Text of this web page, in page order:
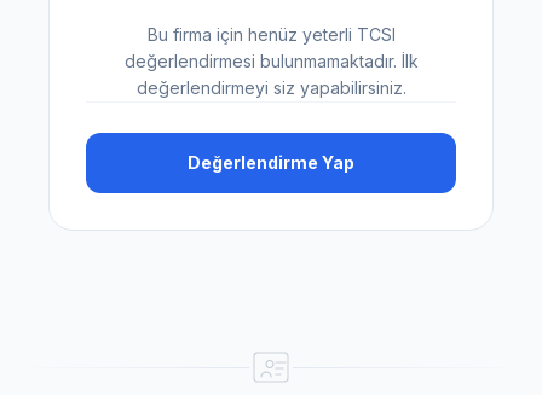
Bu firma için henüz yeterli TCSI
değerlendirmesi bulunmamaktadır. İlk
değerlendirmeyi siz yapabilirsiniz.
Değerlendirme Yap